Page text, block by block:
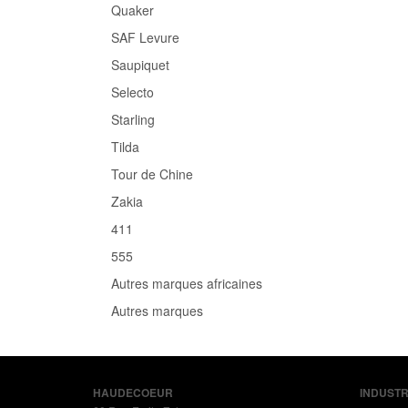
Quaker
SAF Levure
Saupiquet
Selecto
Starling
Tilda
Tour de Chine
Zakia
411
555
Autres marques africaines
Autres marques
HAUDECOEUR